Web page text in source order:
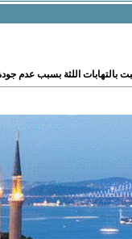
بالتهابات اللثة بسبب عدم